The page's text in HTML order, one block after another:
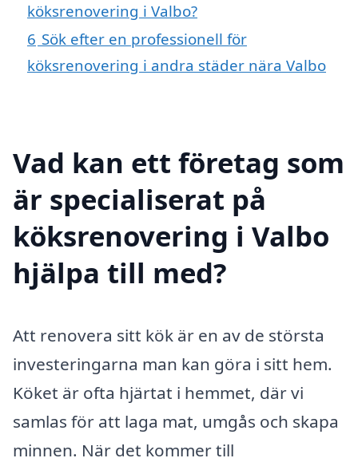
köksrenovering i Valbo?
6 Sök efter en professionell för
köksrenovering i andra städer nära Valbo
Vad kan ett företag som
är specialiserat på
köksrenovering i Valbo
hjälpa till med?
Att renovera sitt kök är en av de största
investeringarna man kan göra i sitt hem.
Köket är ofta hjärtat i hemmet, där vi
samlas för att laga mat, umgås och skapa
minnen. När det kommer till